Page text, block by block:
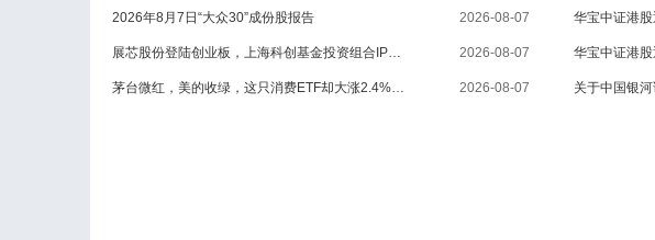
2026年8月7日“大众30”成份股报告 2026-08-07
展芯股份登陆创业板，上海科创基金投资组合IPO数量增至233家 2026-08-07
茅台微红，美的收绿，这只消费ETF却大涨2.4%！为何？ 2026-08-07